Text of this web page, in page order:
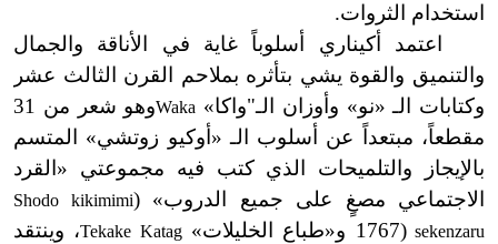
استخدام الثروات.
اعتمد أكيناري أسلوباً غاية في الأناقة والجمال
والتنميق والقوة يشي بتأثره بملاحم القرن الثالث عشر
وكتابات الـ «نو» وأوزان الـ"واكا» Waka
وهو شعر من 31
مقطعاً، مبتعداً عن أسلوب الـ «أوكيو زوتشي» المتسم
بالإيجاز والتلميحات الذي كتب فيه مجموعتي «القرد
الاجتماعي مصغٍ على جميع الدروب» (
Shodo kikimimi
sekenzaru (1767 و «طباع الخليلات»Tekake Katag، وينتقد